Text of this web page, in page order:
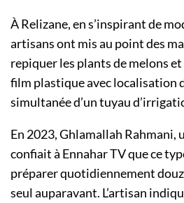
À Relizane, en s’inspirant de
artisans ont mis au point des
repiquer les plants de melons
film plastique avec localisation
simultanée d’un tuyau
En 2023, Ghlamallah Rahmani,
confiait à Ennahar TV que ce
préparer quotidiennement
seul auparavant. L’artisan